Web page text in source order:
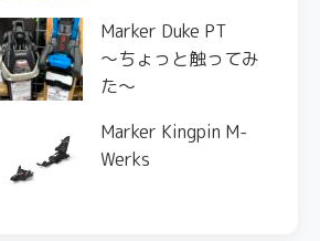
Marker Duke PT
〜ちょっと触ってみ
た〜
Marker Kingpin M-
Werks